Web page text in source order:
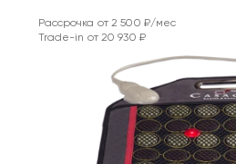
Рассрочка от2 500 ₽/мес
Trade-in от 20 930 ₽